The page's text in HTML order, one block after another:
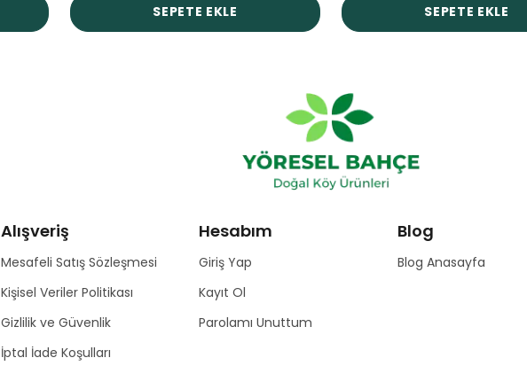
SEPETE EKLE SEPETE EKLE
Alışveriş
Mesafeli Satış Sözleşmesi
Kişisel Veriler Politikası
Gizlilik ve Güvenlik
İptal İade Koşulları
Hesabım
Giriş Yap
Kayıt Ol
Parolamı Unuttum
Blog
Blog Anasayfa